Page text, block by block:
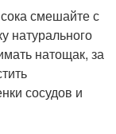
смешайте с
натурального
натощак, за
сосудов и